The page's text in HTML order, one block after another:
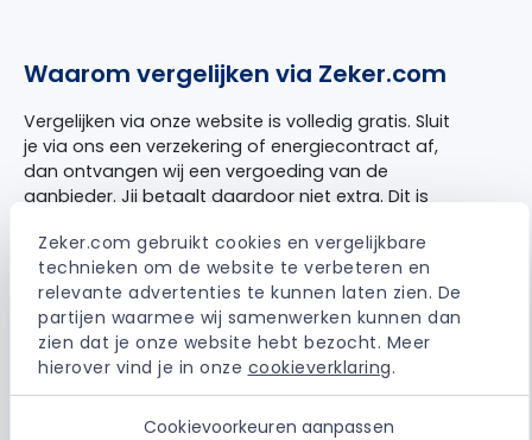
Zeker.com gebruikt cookies en vergelijkbare
technieken om de website te verbeteren en
relevante advertenties te kunnen laten zien. De
partijen waarmee wij samenwerken kunnen dan
zien dat je onze website hebt bezocht. Meer
hierover vind je in onze cookieverklaring.
Cookievoorkeuren aanpassen
Waarom vergelijken via Zeker.com
Vergelijken via onze website is volledig gratis. Sluit
je via ons een verzekering of energiecontract af,
dan ontvangen wij een vergoeding van de
aanbieder. Jij betaalt daardoor niet extra. Dit is
onafhankelijk blijft.
Sinds 2002 helpen wij mensen dagelijks met het
besparen op de vaste lasten. Het is onze missie
om voor iedereen de beste deals te verzamelen
waardoor bespaard of verbeterd kan worden.
> Meer over Zeker.com